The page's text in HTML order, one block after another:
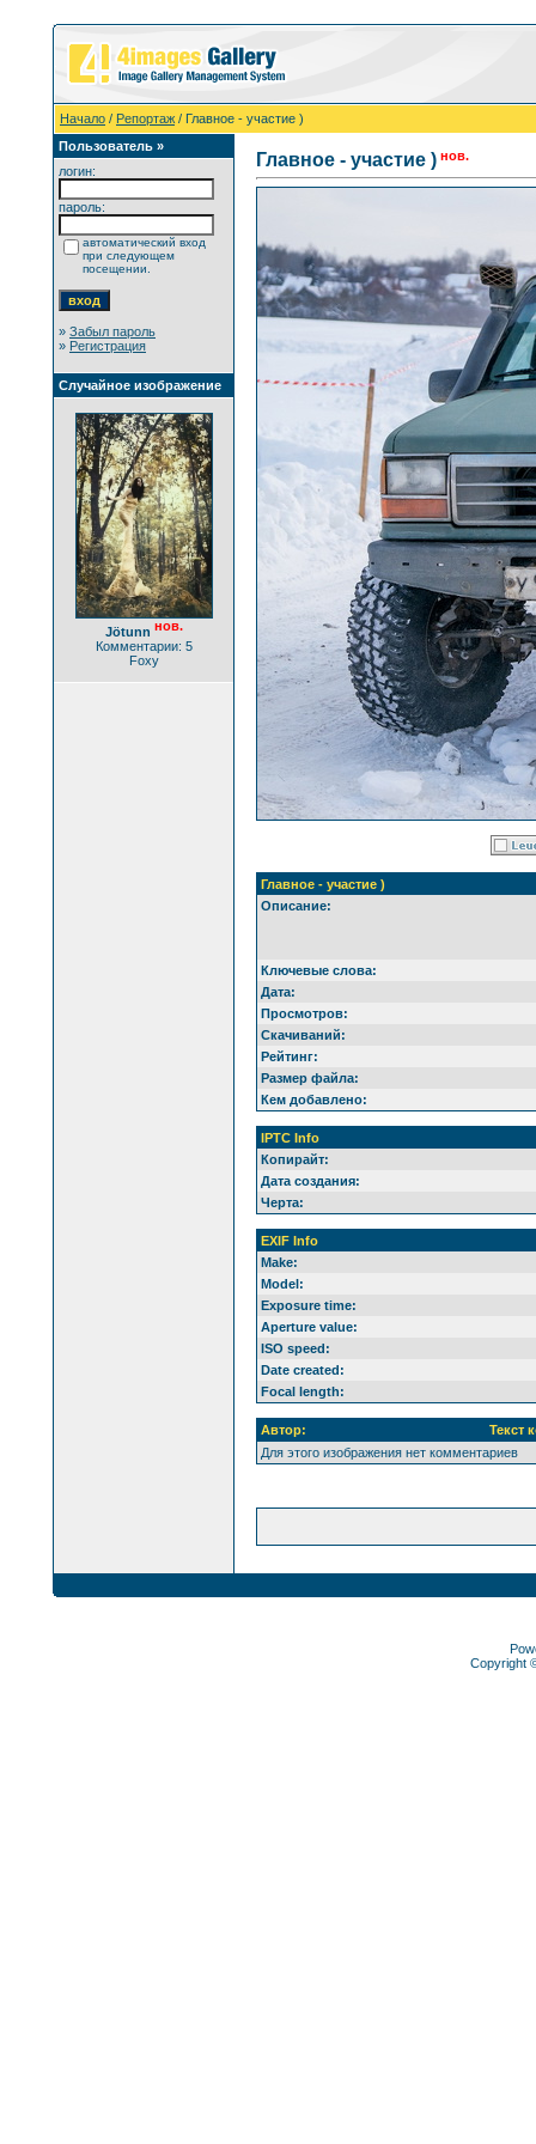
Начало / Репортаж / Главное - участие )
Пользователь »
логин:
пароль:
автоматический вход
при следующем
посещении.
» Забыл пароль
» Регистрация
Случайное изображение
Jötunn нов.
Комментарии: 5
Foxy
Главное - участие ) нов.
Главное - участие )
Описание:
Ключевые слова:
Дата:
Просмотров:
Скачиваний:
Рейтинг:
Размер файла:
Кем добавлено:
IPTC Info
Копирайт:
Дата создания:
Черта:
EXIF Info
Make:
Model:
Exposure time:
Aperture value:
ISO speed:
Date created:
Focal length:
Автор:
Текст
Для этого изображения нет комментариев
Copyright